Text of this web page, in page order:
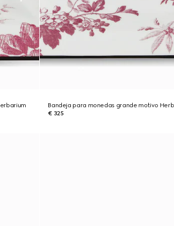
Bandeja para monedas grande motivo
€ 325